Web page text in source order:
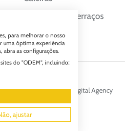
Coberturas e Terraços
porMade2Web Digital Agency
para melhorar o nosso
uma óptima experiência
as configurações.
do "ODEM", incluindo:
ajustar